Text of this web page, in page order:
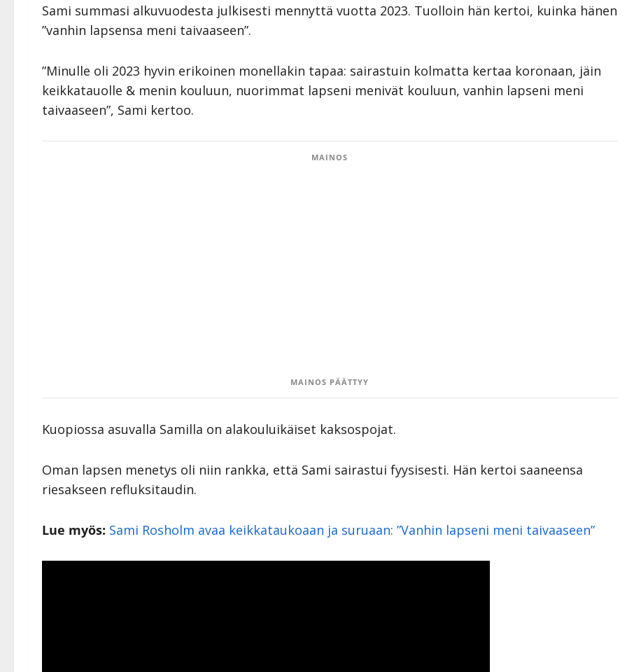
Sami summasi alkuvuodesta julkisesti mennyttä vuotta 2023. Tuolloin hän kertoi, kuinka hänen
”vanhin lapsensa meni taivaaseen”.
”Minulle oli 2023 hyvin erikoinen monellakin tapaa: sairastuin kolmatta kertaa koronaan, jäin
keikkatauolle & menin kouluun, nuorimmat lapseni menivät kouluun, vanhin lapseni meni
taivaaseen”, Sami kertoo.
MAINOS
MAINOS PÄÄTTYY
Kuopiossa asuvalla Samilla on alakouluikäiset kaksospojat.
Oman lapsen menetys oli niin rankka, että Sami sairastui fyysisesti. Hän kertoi saaneensa
riesakseen refluksitaudin.
Lue myös: Sami Rosholm avaa keikkataukoaan ja suruaan: ”Vanhin lapseni meni taivaaseen”